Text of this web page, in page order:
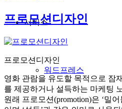
서비스
워드프레스
프로모션디자인
프로모션디자인
영화 관람을 유도할 목적으로 잠
를 제공하거나 설득하는 마케팅
원래 프로모션(promotion)은 ‘밀